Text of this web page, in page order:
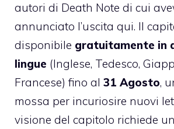
autori di Death Note di cui
annunciato l’uscita qui. Il
disponibile gratuitamente in
lingue (Inglese, Tedesco,
Francese) fino al 31 Agosto,
mossa per incuriosire nuovi
visione del capitolo richiede